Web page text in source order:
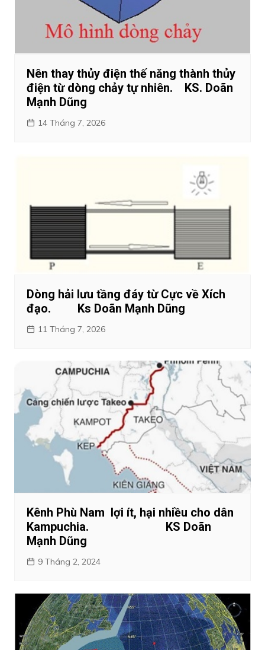
Nên thay thủy điện thế năng thành thủy
điện từ dòng chảy tự nhiên. KS. Doãn
Mạnh Dũng
14 Tháng 7, 2026
Dòng hải lưu tầng đáy từ Cực về Xích
đạo. Ks Doãn Mạnh Dũng
11 Tháng 7, 2026
Kênh Phù Nam lợi ít, hại nhiều cho dân
Kampuchia. KS Doãn
Mạnh Dũng
9 Tháng 2, 2024